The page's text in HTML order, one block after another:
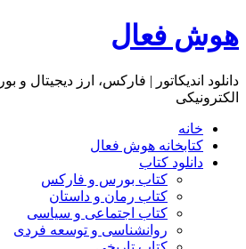
هوش فعال
دانلود اندیکاتور | فارکس، ارز دیجیتال و
الکترونیکی
خانه
کتابخانه هوش فعال
دانلود کتاب
کتاب بورس و فارکس
کتاب رمان و داستان
کتاب اجتماعی و سیاسی
روانشناسی و توسعه فردی